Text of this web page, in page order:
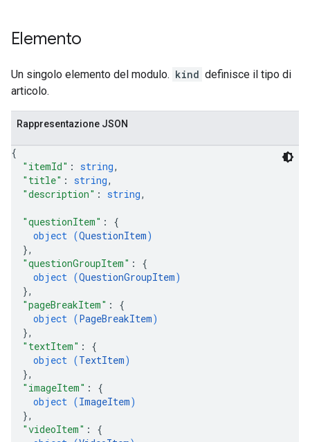
Elemento
Un singolo elemento del modulo. kind definisce il tipo di
articolo.
Rappresentazione JSON
{
"itemId" : string,
"title" : string,
"description" : string,
"questionItem" : {
object (QuestionItem)
},
"questionGroupItem" : {
object (QuestionGroupItem)
},
"pageBreakItem" : {
object (PageBreakItem)
},
"textItem" : {
object (TextItem)
},
"imageItem" : {
object (ImageItem)
},
"videoItem" : {